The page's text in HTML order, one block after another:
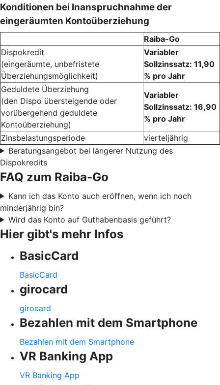
Konditionen bei Inanspruchnahme der
eingeräumten Kontoüberziehung
Raiba-Go
Dispokredit
(eingeräumte, unbefristete
Überziehungsmöglichkeit)
Variabler
Sollzinssatz: 11,90
% pro Jahr
Geduldete Überziehung
(den Dispo übersteigende oder
vorübergehend geduldete
Kontoüberziehung)
Variabler
Sollzinssatz: 16,90
% pro Jahr
Zinsbelastungsperiode
vierteljährig
Beratungsangebot bei längerer Nutzung des
Dispokredits
FAQ zum Raiba-Go
Kann ich das Konto auch eröffnen, wenn ich noch
minderjährig bin?
Wird das Konto auf Guthabenbasis geführt?
Hier gibt's mehr Infos
BasicCard
BasicCard
girocard
girocard
Bezahlen mit dem Smartphone
Bezahlen mit dem Smartphone
VR Banking App
VR Banking App